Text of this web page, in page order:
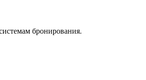
бронирования.